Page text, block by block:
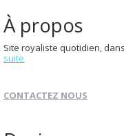
À propos
Site royaliste quotidien,
suite
CONTACTEZ NOUS